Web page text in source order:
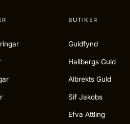
BUTIKER
Guldfynd
Hallbergs Guld
Albrekts Guld
Sif Jakobs
Efva Attling